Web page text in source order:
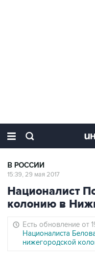
В РОССИИ
15:39, 29 мая 2017
Националист
колонию в
Есть обновление от
Националиста
нижегородской